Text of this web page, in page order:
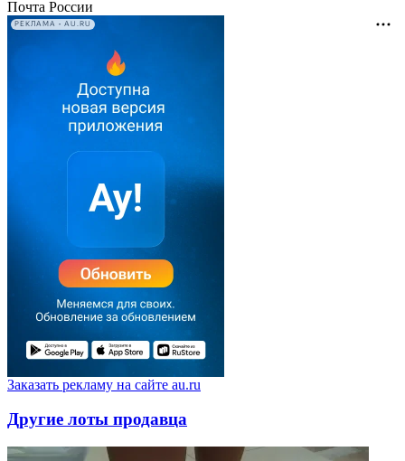
Почта России
РЕКЛАМА • AU.RU
Заказать рекламу на сайте au.ru
Другие лоты продавца